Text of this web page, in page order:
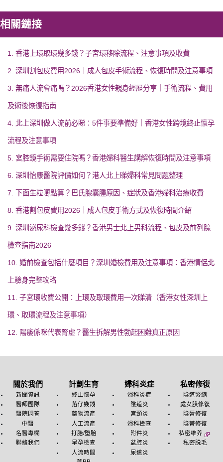
相關鏈接
1. 香港上環取環幾多錢？子宮環移除流程、注意事項及收費
2. 深圳割包皮費用2026｜成人包皮手術流程、恢復時間及注意事項
3. 無痛人流會痛嗎？2026香港女性親身經歷分享｜手術流程、費用
及術後恢復指南
4. 北上深圳做人流前必睇：5件事要準備好｜香港女性跨境終止懷孕
流程及注意事項
5. 宮腔鏡手術需要住院嗎？香港婦科醫生講解恢復時間及注意事項
6. 深圳怡康醫院評價如何？港人北上睇婦科常見問題整理
7. 下面生粒嘢點算？巴氏腺囊腫原因、症狀及香港婦科治療收費
8. 香港割包皮費用2026｜成人包皮手術方式及恢復時間介紹
9. 深圳泌尿科檢查幾多錢？香港男士北上男科流程、包皮及前列腺
檢查指南2026
10. 婚前檢查包括什麼項目？深圳婚檢費用及注意事項：香港情侶北
上驗身完整攻略
11. 子宮環收費公開：上環及取環費用一次睇清（香港女性深圳上
環、取環流程及注意事項）
12. 陽痿係咪代表腎虛？醫生拆解男性勃起困難真正原因
關於我們
新聞資訊
醫師團隊
醫院問答
中醫
名醫專欄
聯絡我們
計劃生育
終止懷孕
落仔幾錢
藥物流產
人工流產
打胎/堕胎
早孕檢查
人流時間
婦科炎症
婦科炎症
陰道炎
宮頸炎
婦科檢查
附件炎
盆腔炎
尿道炎
私密修復
陰道緊縮
處女膜修復
陰唇修復
陰蒂修復
私密维养
私密脱毛